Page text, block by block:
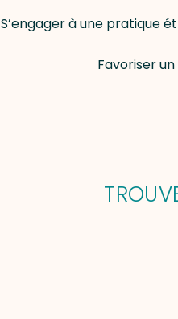
S’engager à une pratique
Favoriser